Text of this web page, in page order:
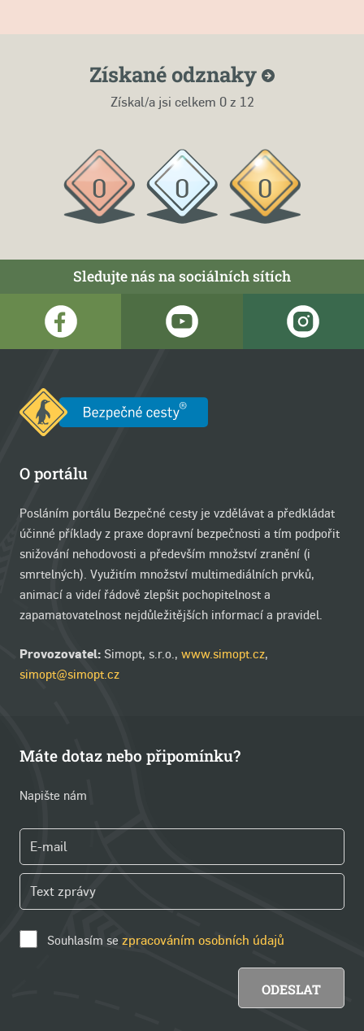
Získané odznaky
Získal/a jsi celkem 0 z 12
0 0 0
Sledujte nás na sociálních sítích
O portálu
Posláním portálu Bezpečné cesty je vzdělávat a předkládat
účinné příklady z praxe dopravní bezpečnosti a tím podpořit
snižování nehodovosti a především množství zranění (i
smrtelných). Využitím množství multimediálních prvků,
animací a videí řádově zlepšit pochopitelnost a
zapamatovatelnost nejdůležitějších informací a pravidel.
Provozovatel: Simopt, s.r.o., www.simopt.cz,
simopt@simopt.cz
Máte dotaz nebo připomínku?
Napište nám
Souhlasím se zpracováním osobních údajů